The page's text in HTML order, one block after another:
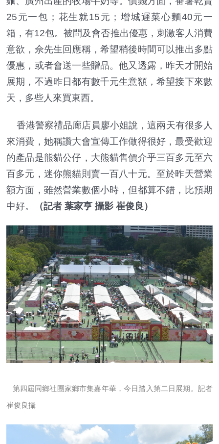
25元一包；花生就15元；增城遲菜心麵40元一
箱，有12包。被問及會否推出優惠，刺激客人消費
意欲，佘先生回應稱，希望稍後時間可以推出多點
優惠，或者會送一些贈品。他又透露，昨天才開始
展期，不過昨日都有數千元生意額，希望接下來數
天，多些人來買東西。
香港警察禮品廊店員廖小姐說，這兩天有很多人
來消費，她稱讚大會宣傳工作做得很好，最受歡迎
的產品是熊貓公仔，大熊貓售價介乎三百多元至六
百多元，迷你熊貓則賣一百八十元。至於昨天營業
額方面，雖然營業數個小時，但都算不錯，比預期
中好。
（記者 葉家亨 攝影 崔俊良）
第四屆同鄉社團家鄉市集嘉年華，今日踏入第二日展期。記者
崔俊良攝